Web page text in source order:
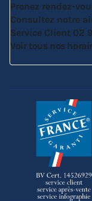
Prenez rendez-
Consultez notre
Service Client 02
Voir tous nos